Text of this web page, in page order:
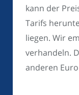
kann der
Tarifs
liegen. Wir
verhandeln.
anderen